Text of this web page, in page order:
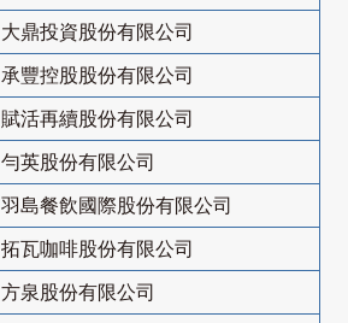
大鼎投資股份有限公司
承豐控股股份有限公司
賦活再續股份有限公司
勻英股份有限公司
羽島餐飲國際股份有限公司
拓瓦咖啡股份有限公司
方泉股份有限公司